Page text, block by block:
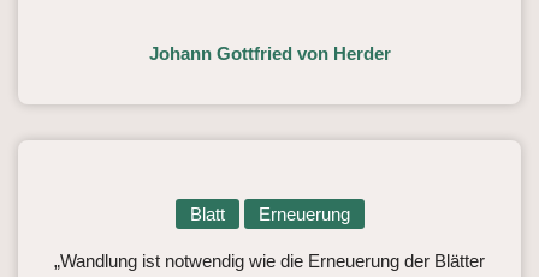
Johann Gottfried von Herder
Blatt Erneuerung
„Wandlung ist notwendig wie die Erneuerung der Blätter